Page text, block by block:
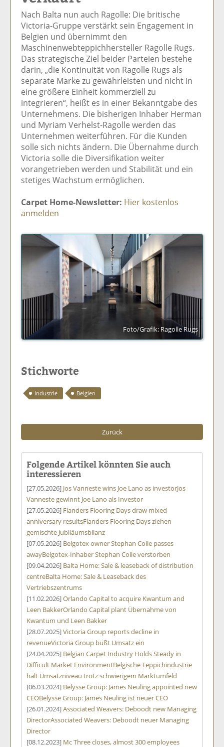
el
a
uf
ac
e
b
o
o
k
te
il
e
n
t
wi
tt
er
n
a
uf
Li
n
k
e
di
n
te
il
e
n
p
er
m
ai
v
er
se
n
e
n
ru
e
Nach Balta nun auch Ragolle: Die britische
Victoria-Gruppe verstärkt sein Engagement in
Belgien und übernimmt den
Maschinenwebteppichhersteller Ragolle Rugs.
Das strategische Ziel beider Parteien bestehe
darin, „die Kontinuität von Ragolle Rugs als
separate Marke zu gewährleisten und nicht in
eine größere Einheit kommerziell zu
integrieren“, heißt es in einer Bekanntgabe des
Unternehmens. Die bisherigen Inhaber Herman
und Myriam Verhelst-Ragolle werden das
Unternehmen weiterführen. Für die Kunden
solle sich nichts ändern. Die Übernahme durch
Victoria solle die Diversifikation weiter
vorangetrieben werden und Stabilität und ein
stetiges Wachstum ermöglichen.
Carpet Home-Newsletter: Hier kostenlos
anmelden
Foto/Grafik: Ragolle Rugs
Stichworte
Industrie Belgien
Zurück
Folgende Artikel könnten Sie auch
interessieren
[27.05.2026] Jos Vanneste wins Joe Lano as investorJos
Vanneste gewinnt Joe Lano als Investor
[27.05.2026] Flanders Flooring Days draw mixed
anniversary resultsFlanders Flooring Days ziehen
gemischte Jubiläumsbilanz
[07.05.2026] Belgotex owner Stephan Colle passes
awayBelgotex-Inhaber Stephan Colle verstorben
[09.04.2026] Balta Home: Sale & leaseback of distribution
centreBalta Home: Sale & Leaseback des
Vertriebszentrums
[11.02.2026]Orlando Capital to acquire Kwantum and
Leen BakkerOrlando Capital plant Übernahme von
Kwantum und Leen Bakker
[28.07.2025]Victoria Group reports decline in
revenueVictoria Group büßt Umsatz ein
[24.04.2025] Belgian Carpet Industry Holds Steady in
Difficult Market EnvironmentBelgische Teppichindustrie
hält Umsatzniveau trotz schwierigem Marktumfeld
[06.03.2024] Belysse Group: James Neuling appointed new
CEOBelysse Group: James Neuling ist neuer CEO
[26.01.2024]Associated Weavers: Deboodt new Managing
DirectorAssociated Weavers: Deboodt neuer Managing
Director
[08.12.2023] Mc Three closes, almost 300 employees